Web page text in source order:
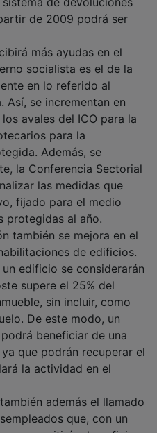
de 2009 podrá ser
más ayudas en el
socialista es el de la
en lo referido al
se incrementan en
avales del ICO para la
para la
Además, se
la Conferencia Sectorial
las medidas que
fijado para el medio
protegidas al año.
también se mejora en el
de edificios.
edificio se considerarán
supere el 25% del
sin incluir, como
De este modo, un
beneficiar de una
que podrán recuperar el
la actividad en el
además el llamado
que, con un
permitirá a las oficinas